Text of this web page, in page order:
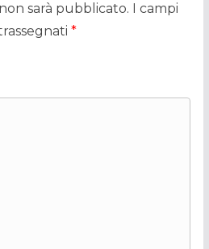
sarà pubblicato. I campi
*